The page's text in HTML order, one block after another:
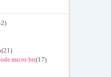
(21)
micro:bit(17)